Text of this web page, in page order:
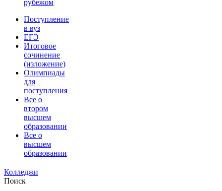
рубежом
Поступление
в вуз
ЕГЭ
Итоговое
сочинение
(изложение)
Олимпиады
для
поступления
Все о
втором
высшем
образовании
Все о
высшем
образовании
Колледжи
Поиск